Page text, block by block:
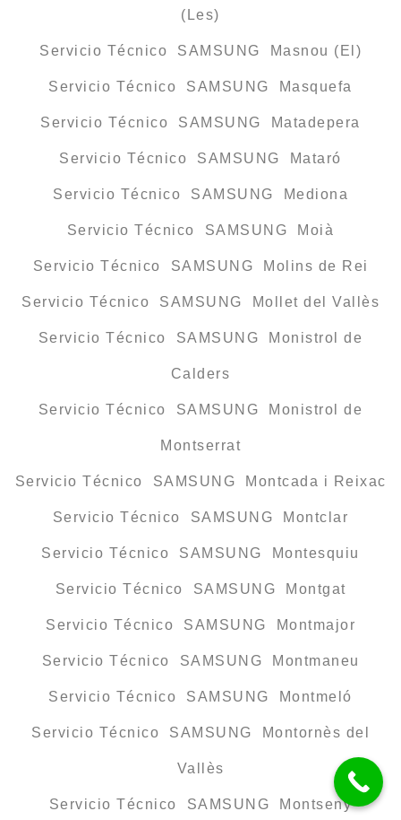
(Les)
Servicio Técnico SAMSUNG Masnou (El)
Servicio Técnico SAMSUNG Masquefa
Servicio Técnico SAMSUNG Matadepera
Servicio Técnico SAMSUNG Mataró
Servicio Técnico SAMSUNG Mediona
Servicio Técnico SAMSUNG Moià
Servicio Técnico SAMSUNG Molins de Rei
Servicio Técnico SAMSUNG Mollet del Vallès
Servicio Técnico SAMSUNG Monistrol de
Calders
Servicio Técnico SAMSUNG Monistrol de
Montserrat
Servicio Técnico SAMSUNG Montcada i Reixac
Servicio Técnico SAMSUNG Montclar
Servicio Técnico SAMSUNG Montesquiu
Servicio Técnico SAMSUNG Montgat
Servicio Técnico SAMSUNG Montmajor
Servicio Técnico SAMSUNG Montmaneu
Servicio Técnico SAMSUNG Montmeló
Servicio Técnico SAMSUNG Montornès del
Vallès
Servicio Técnico SAMSUNG Montseny